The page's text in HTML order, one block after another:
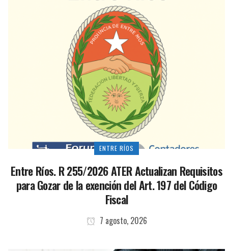
ENTRE RÍOS
Entre Ríos. R 255/2026 ATER Actualizan Requisitos
para Gozar de la exención del Art. 197 del Código
Fiscal
7 agosto, 2026